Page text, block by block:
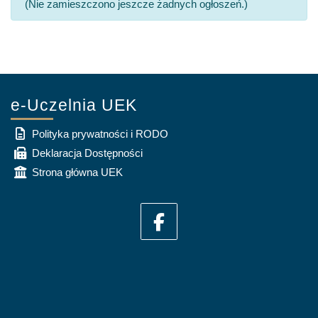
(Nie zamieszczono jeszcze żadnych ogłoszeń.)
e-Uczelnia UEK
Polityka prywatności i RODO
Deklaracja Dostępności
Strona główna UEK